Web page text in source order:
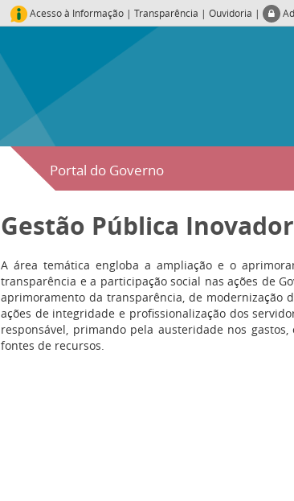
Acesso à Informação | Transparência | Ouvidoria |
Portal do Governo
Gestão Pública
A área temática engloba a ampliação e o
transparência e a participação social nas ações de
aprimoramento da transparência, de modernização
ações de integridade e profissionalização dos
responsável, primando pela austeridade nos
fontes de recursos.